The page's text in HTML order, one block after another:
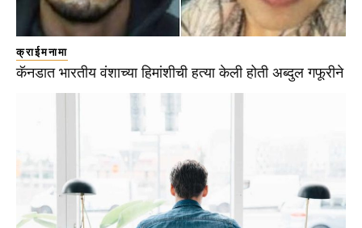
क्राईमनामा
कॅनडात भारतीय वंशाच्या हिमांशीची हत्या केली होती अब्दुल गफूरीने